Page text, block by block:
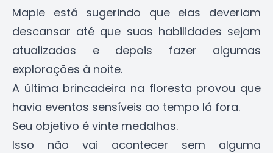
Maple está sugerindo que elas deveriam
descansar até que suas habilidades sejam
atualizadas e depois fazer algumas
explorações à noite.
A última brincadeira na floresta provou que
havia eventos sensíveis ao tempo lá fora.
Seu objetivo é vinte medalhas.
Isso não vai acontecer sem alguma